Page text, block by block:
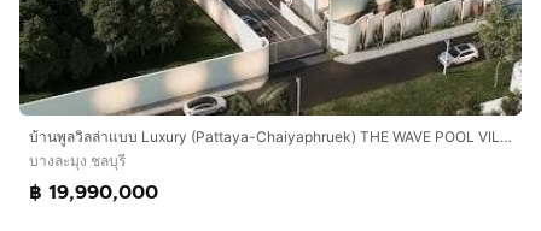
บ้านพูลวิลล่าแบบ Luxury (Pattaya-Chaiyaphruek) THE WAVE POOL VILLA
บางละมุง ชลบุรี
฿ 19,990,000